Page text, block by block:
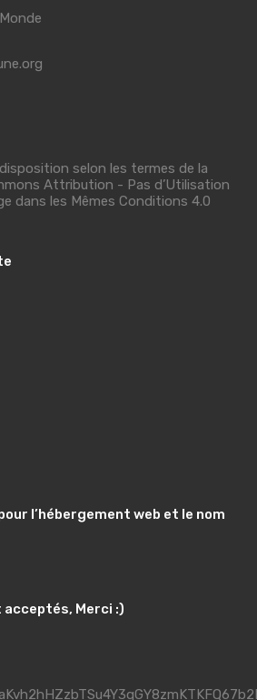
selon les termes de la
Attribution - Pas d’Utilisation
dans les Mêmes Conditions 4.0
l’hébergement web et le nom
acceptés, Merci :)